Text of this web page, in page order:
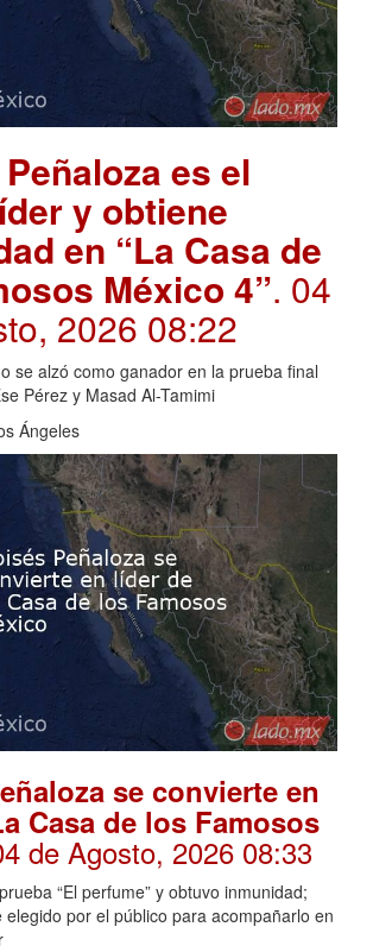
es el
y obtiene
en “La Casa de
México 4”. 04
2026 08:22
se alzó como ganador en la prueba final
Pérez y Masad Al-Tamimi
Ángeles
se convierte en
Casa de los Famosos
de Agosto, 2026 08:33
“El perfume” y obtuvo inmunidad;
elegido por el público para acompañarlo en